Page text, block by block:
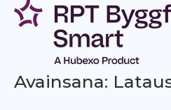
Siirry
sisältöön
Avainsana: